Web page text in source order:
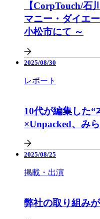
【CorpTouch/石
マニー・ダイエ
小松市にて ～
2025/08/30
レポート
10代が編集した
×Unpacked、み
2025/08/25
掲載・出演
弊社の取り組み